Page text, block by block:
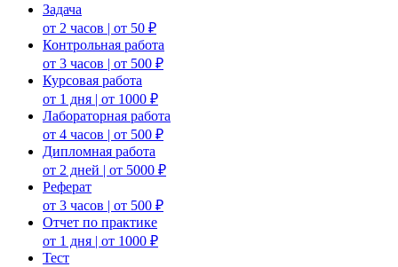
Задача
от 2 часов | от 50 ₽
Контрольная работа
от 3 часов | от 500 ₽
Курсовая работа
от 1 дня | от 1000 ₽
Лабораторная работа
от 4 часов | от 500 ₽
Дипломная работа
от 2 дней | от 5000 ₽
Реферат
от 3 часов | от 500 ₽
Отчет по практике
от 1 дня | от 1000 ₽
Тест